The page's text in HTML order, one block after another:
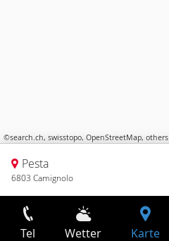
©search.ch, swisstopo, OpenStreetMap, others
Pesta
6803 Camignolo
Tel Wetter Karte